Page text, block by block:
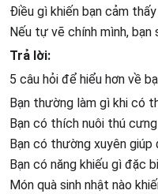
Điều gì khiến bạn cảm
Nếu tự vẽ chính mình, bạn
Trả lời:
5 câu hỏi để hiểu hơn về
Bạn thường làm gì khi có
Bạn có thích nuôi thú
Bạn có thường xuyên
Bạn có năng khiếu gì đặc
Món quà sinh nhật nào